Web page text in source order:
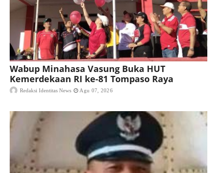
Wabup Minahasa Vasung Buka HUT
Kemerdekaan RI ke-81 Tompaso Raya
Redaksi Identitas News Agu 07, 2026